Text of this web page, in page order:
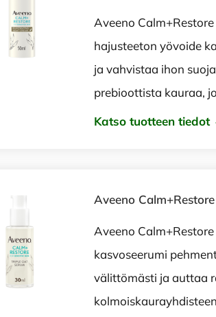
Aveeno
hajusteeton yövoide
ja vahvistaa ihon
prebioottista kauraa,
Katso tuotteen tiedot
Aveeno
Aveeno
kasvoseerumi
välittömästi ja auttaa